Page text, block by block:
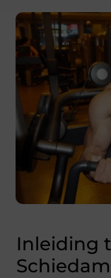
Inleiding
Schiedam